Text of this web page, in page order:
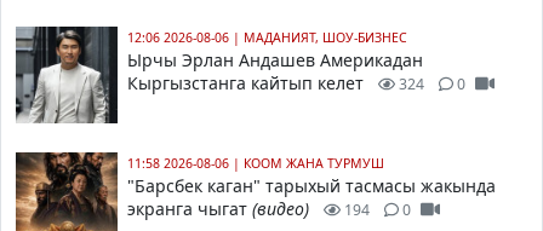
12:06 2026-08-06 | МАДАНИЯТ, ШОУ-БИЗНЕС
Ырчы Эрлан Андашев Америкадан
Кыргызстанга кайтып келет
324 0
11:58 2026-08-06 | КООМ ЖАНА ТУРМУШ
"Барсбек каган" тарыхый тасмасы жакында
экранга чыгат(видео) 194 0